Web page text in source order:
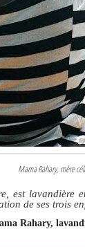
Mama Rahary, mère
est lavandière
de ses trois
Rahary,